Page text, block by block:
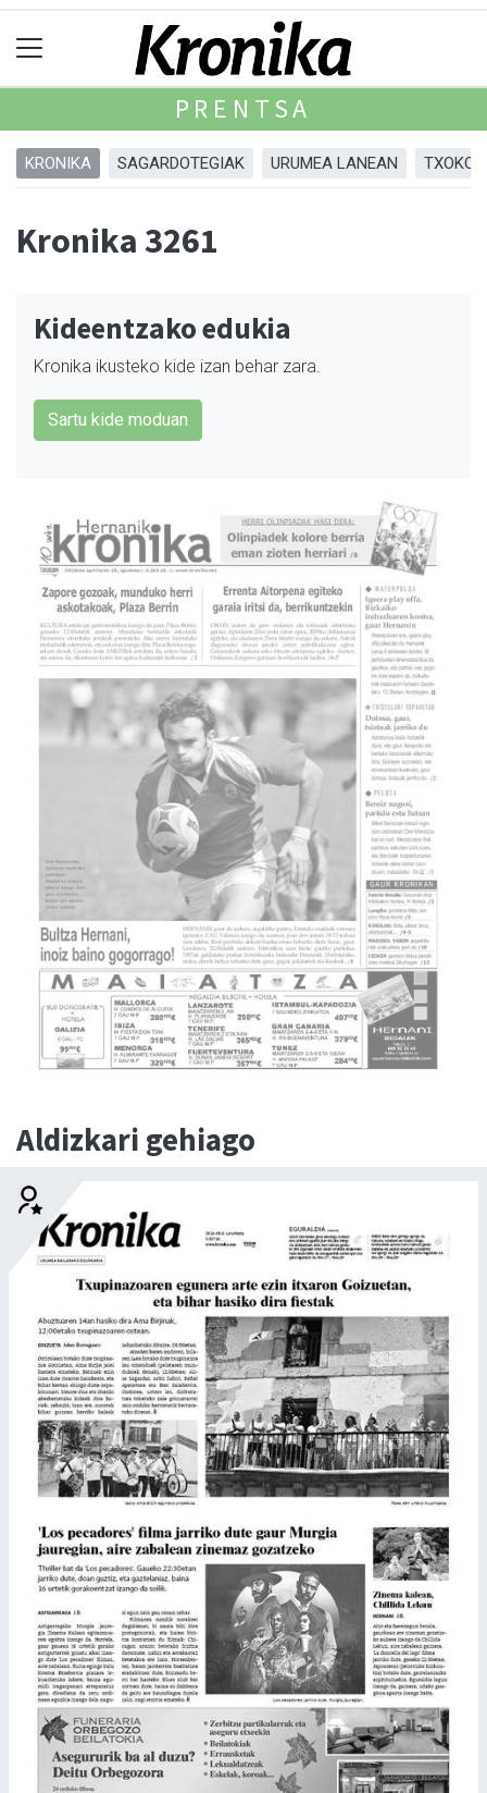
PRENTSA
KRONIKA SAGARDOTEGIAK URUMEA LANEAN
Kronika 3261
Kideentzako edukia
Kronika ikusteko kide izan behar zara.
Sartu kide moduan
Aldizkari gehiago